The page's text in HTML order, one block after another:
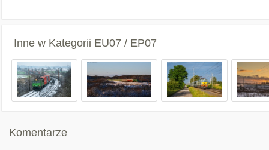
Inne w Kategorii EU07 / EP07
Komentarze